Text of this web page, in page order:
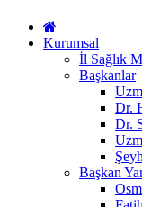
Kurumsal
İl Sağlık
Başkanlar
Dr.
Dr.
Başkan